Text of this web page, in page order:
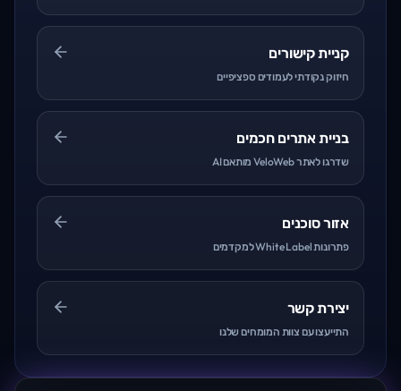
קניית קישורים
חיזוק נקודתי לעמודים ספציפיים
בניית אתרים חכמים
שדרגו לאתר VeloWeb מותאם AI
אזור סוכנים
פתרונות White Label למקדמים
יצירת קשר
התייעצו עם צוות המומחים שלנו